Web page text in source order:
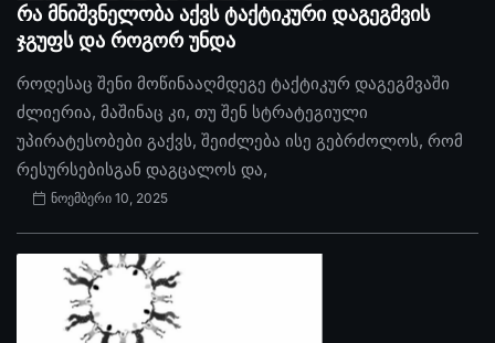
რა მნიშვნელობა აქვს ტაქტიკური დაგეგმვის
ჯგუფს და როგორ უნდა
როდესაც შენი მოწინააღმდეგე ტაქტიკურ დაგეგმვაში
ძლიერია, მაშინაც კი, თუ შენ სტრატეგიული
უპირატესობები გაქვს, შეიძლება ისე გებრძოლოს, რომ
რესურსებისგან დაგცალოს და,
ნოემბერი 10, 2025